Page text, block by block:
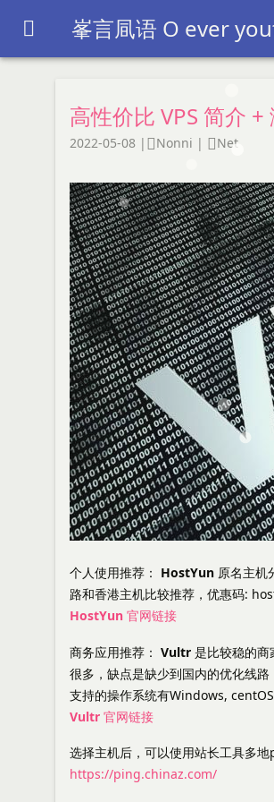
 峯言凬语 O ever
高性价比 VPS 简介 +
2022-05-08 |  Nonni |  Net
个人使用推荐： HostYun原名主机
路和香港主机比较推荐，优惠码:
HostYun 官网链接
商务应用推荐： Vultr是比较稳的商
很多，缺点是缺少到国内的优化线路
支持的操作系统有Windows,
Vultr 官网链接
选择主机后，可以使用站长工具多
https://ping.chinaz.com/